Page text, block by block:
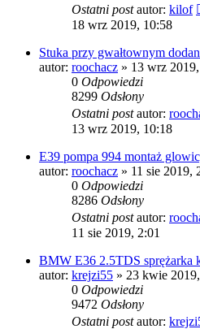
Ostatni postautor: kilof
18 wrz 2019, 10:58
Stuka przy gwałtownym
autor: roochacz » 13 wrz
0 Odpowiedzi
8299 Odsłony
Ostatni postautor:
13 wrz 2019, 10:18
E39 pompa 994 montaż
autor: roochacz » 11 sie 2019,
0 Odpowiedzi
8286 Odsłony
Ostatni postautor:
11 sie 2019, 2:01
BMW E36 2.5TDS sprężarka
autor: krejzi55 » 23 kwie
0 Odpowiedzi
9472 Odsłony
Ostatni postautor: